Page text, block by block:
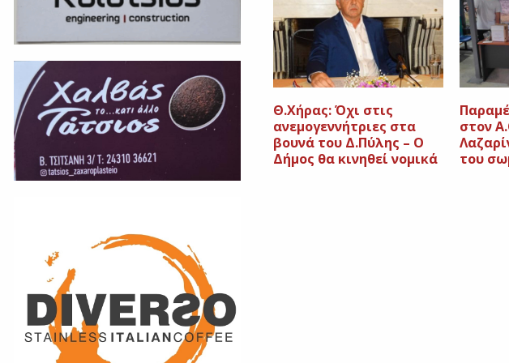
Θ.Χήρας: Όχι στις
ανεμογεννήτριες στα
βουνά του Δ.Πύλης – Ο
Δήμος θα κινηθεί νομικά
στον
του